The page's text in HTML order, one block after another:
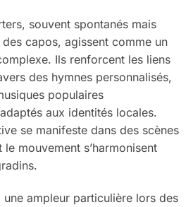
souvent spontanés mais
capos, agissent comme un
Ils renforcent les liens
des hymnes personnalisés,
populaires
aux identités locales.
se manifeste dans des scènes
mouvement s’harmonisent
une ampleur particulière lors des